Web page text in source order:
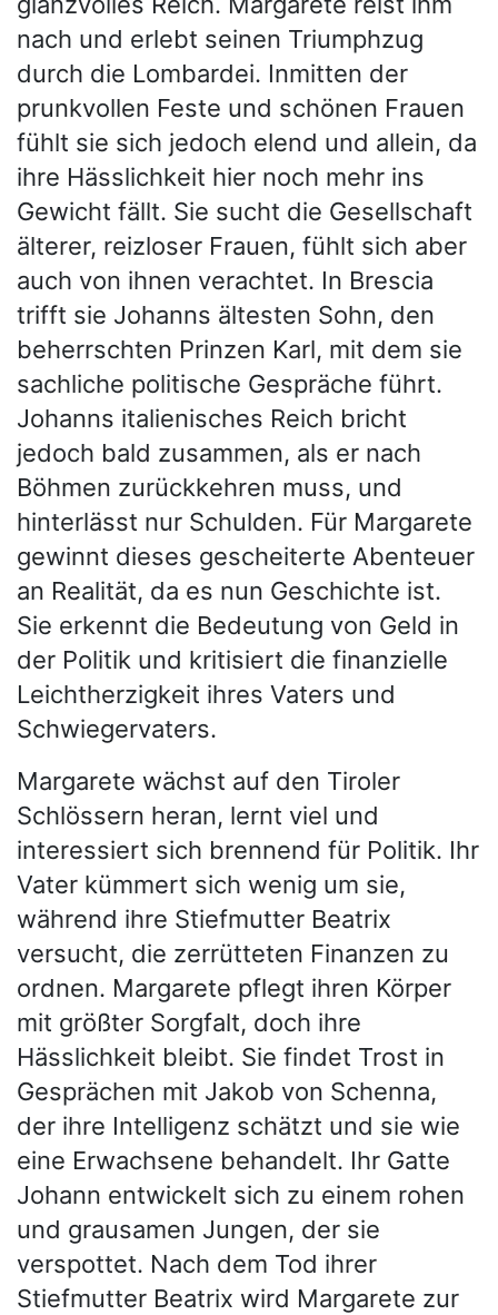
nach und erlebt seinen Triumphzug
durch die Lombardei. Inmitten der
prunkvollen Feste und schönen Frauen
fühlt sie sich jedoch elend und allein, da
ihre Hässlichkeit hier noch mehr ins
Gewicht fällt. Sie sucht die Gesellschaft
älterer, reizloser Frauen, fühlt sich aber
auch von ihnen verachtet. In Brescia
trifft sie Johanns ältesten Sohn, den
beherrschten Prinzen Karl, mit dem sie
sachliche politische Gespräche führt.
Johanns italienisches Reich bricht
jedoch bald zusammen, als er nach
Böhmen zurückkehren muss, und
hinterlässt nur Schulden. Für Margarete
gewinnt dieses gescheiterte Abenteuer
an Realität, da es nun Geschichte ist.
Sie erkennt die Bedeutung von Geld in
der Politik und kritisiert die finanzielle
Leichtherzigkeit ihres Vaters und
Schwiegervaters.
Margarete wächst auf den Tiroler
Schlössern heran, lernt viel und
interessiert sich brennend für Politik. Ihr
Vater kümmert sich wenig um sie,
während ihre Stiefmutter Beatrix
versucht, die zerrütteten Finanzen zu
ordnen. Margarete pflegt ihren Körper
mit größter Sorgfalt, doch ihre
Hässlichkeit bleibt. Sie findet Trost in
Gesprächen mit Jakob von Schenna,
der ihre Intelligenz schätzt und sie wie
eine Erwachsene behandelt. Ihr Gatte
Johann entwickelt sich zu einem rohen
und grausamen Jungen, der sie
verspottet. Nach dem Tod ihrer
Stiefmutter Beatrix wird Margarete zur